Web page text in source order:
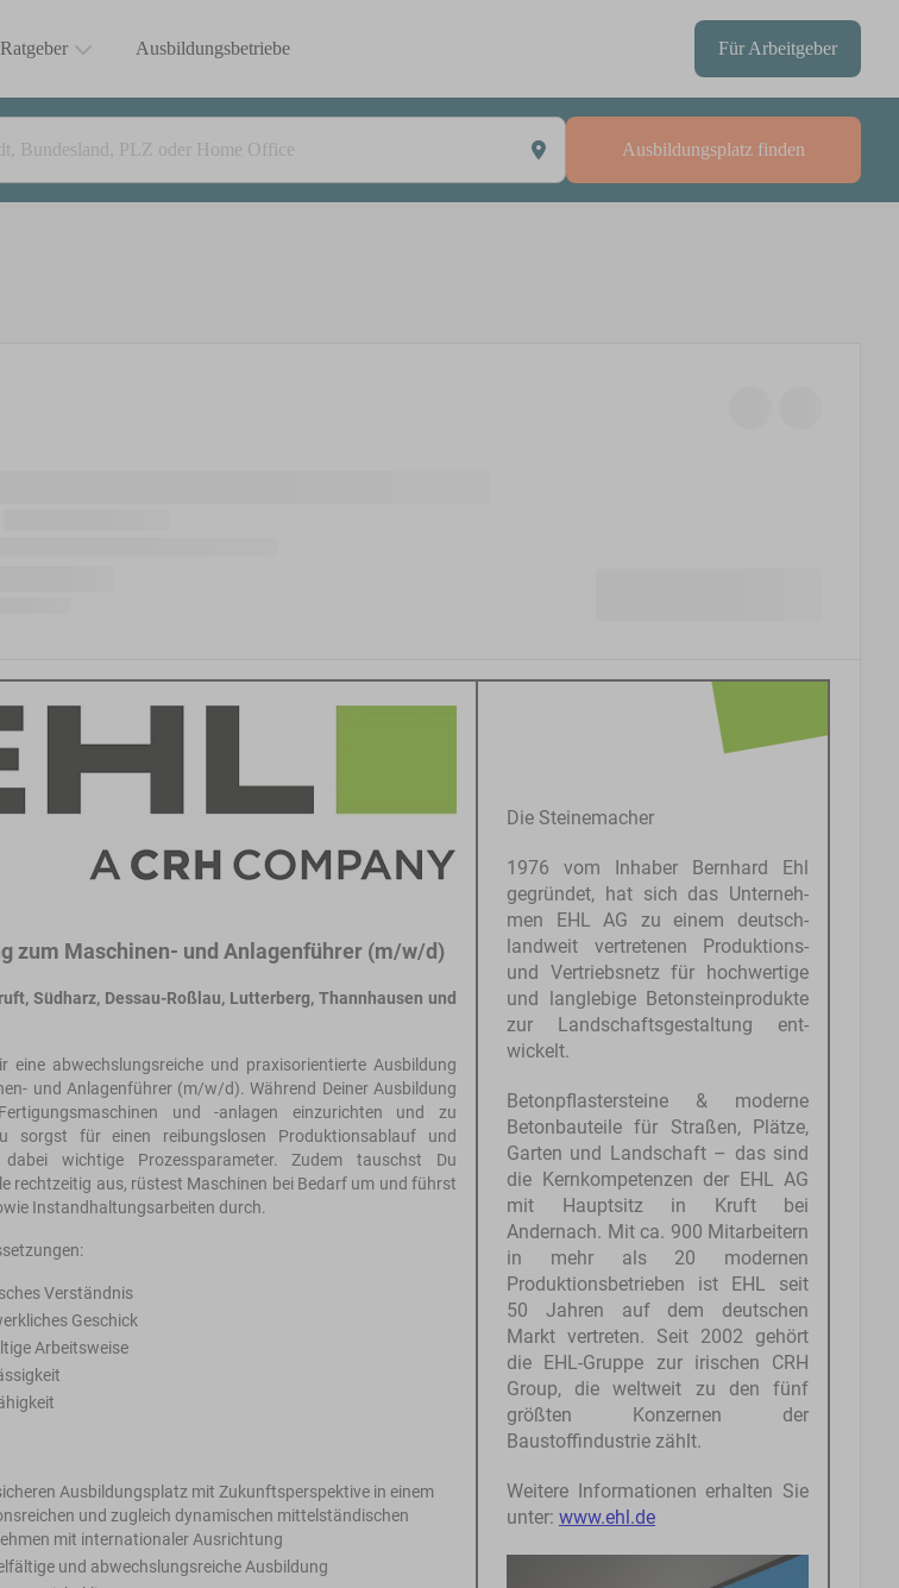
Ratgeber Ausbildungsbetriebe Für Arbeitgeber
Ausbildungsplatz finden